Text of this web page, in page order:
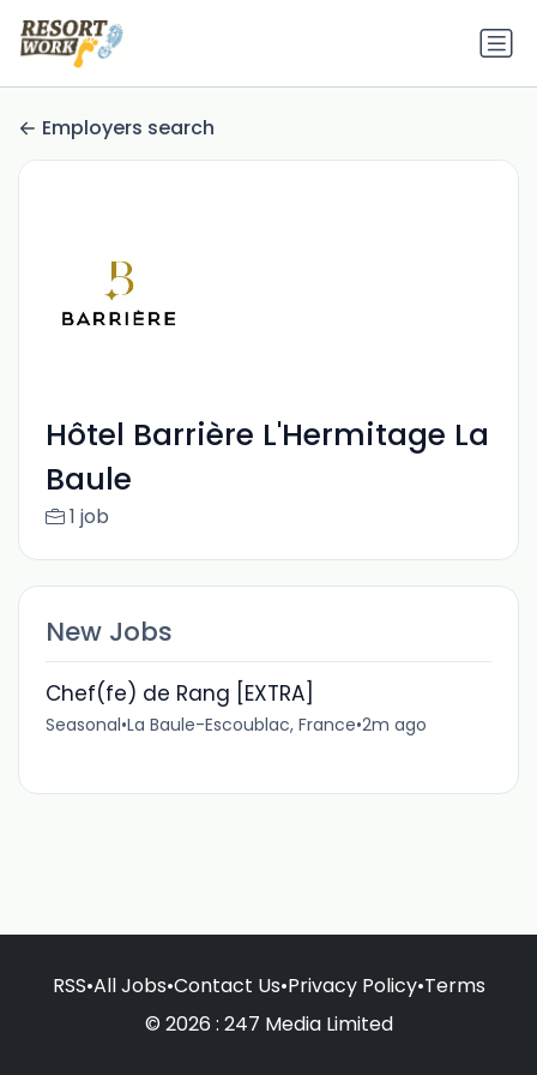
Employers search
Hôtel Barrière L'Hermitage La
Baule
1 job
New Jobs
Chef(fe) de Rang [EXTRA]
Seasonal•La Baule-Escoublac, France•2m ago
RSS•All Jobs•Contact Us•Privacy Policy•Terms
© 2026 : 247 Media Limited